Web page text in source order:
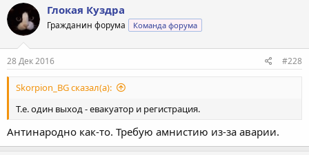
Глокая Куздра
Гражданин форума Команда форума
28 Дек 2016 #228
Skorpion_BG сказал(а):
Т.е. один выход - евакуатор и регистрация.
Антинародно как-то. Требую амнистию из-за аварии.